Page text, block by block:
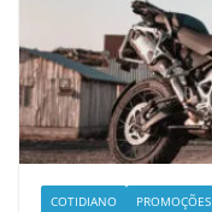
COTIDIANO PROMOÇÕES